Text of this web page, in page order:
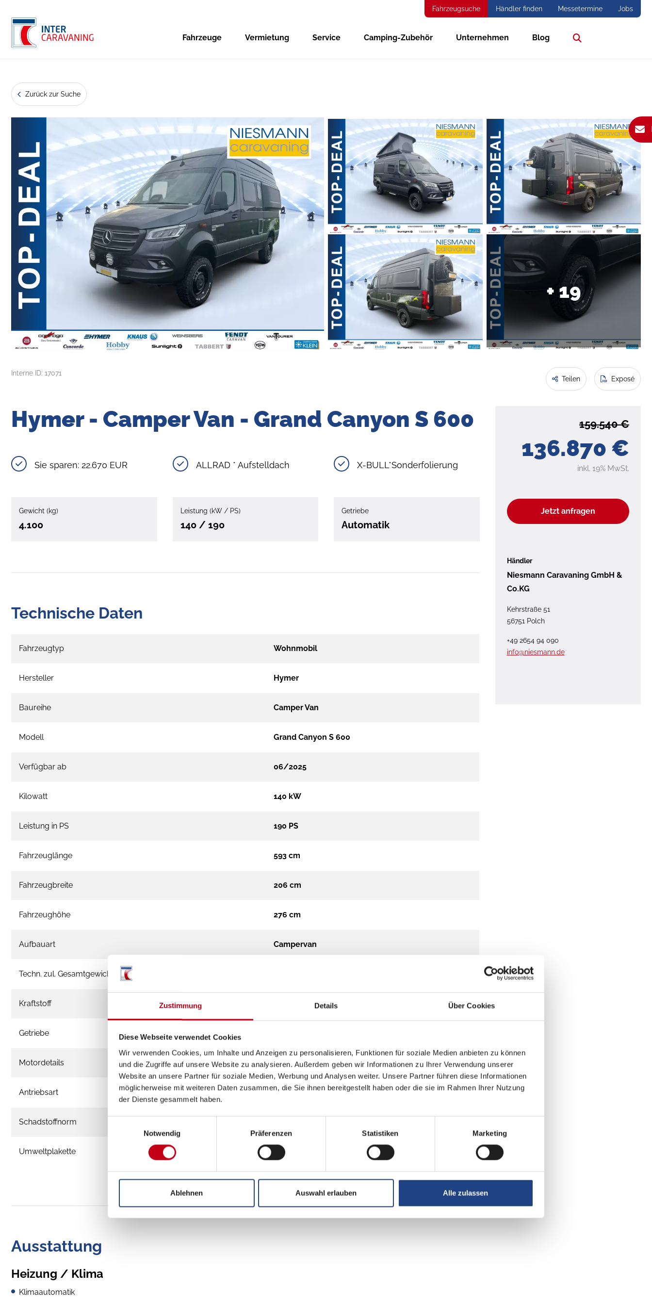
Zustimmung Details Über Cookies
Diese Webseite verwendet Cookies
Wir verwenden Cookies, um Inhalte und Anzeigen zu personalisieren, Funktionen für soziale Medien anbieten zu können
und die Zugriffe auf unsere Website zu analysieren. Außerdem geben wir Informationen zu Ihrer Verwendung unserer
Website an unsere Partner für soziale Medien, Werbung und Analysen weiter. Unsere Partner führen diese Informationen
möglicherweise mit weiteren Daten zusammen, die Sie ihnen bereitgestellt haben oder die sie im Rahmen Ihrer Nutzung
der Dienste gesammelt haben.
Notwendig
Präferenzen Statistiken Marketing
Ablehnen Auswahl erlauben Alle zulassen
Fahrzeugsuche Händler finden Messetermine Jobs
Fahrzeuge Vermietung Service Camping-Zubehör Unternehmen Blog
Zurück zur Suche
+ 19
Interne ID: 17071
Teilen Exposé
136.870 €
159.540 €
inkl. 19% MwSt.
Jetzt anfragen
Händler
Niesmann Caravaning GmbH &
Co.KG
Kehrstraße 51
56751 Polch
+49 2654 94 090
info@niesmann.de
Hymer - Camper Van - Grand Canyon S 600
Sie sparen: 22.670 EUR ALLRAD * Aufstelldach X-BULL*Sonderfolierung
Gewicht (kg)
4.100
Leistung (kW / PS)
140 / 190
Getriebe
Automatik
Technische Daten
Fahrzeugtyp Wohnmobil
Hersteller Hymer
Baureihe Camper Van
Modell Grand Canyon S 600
Verfügbar ab 06/2025
Kilowatt 140 kW
Leistung in PS 190 PS
Fahrzeuglänge 593 cm
Fahrzeugbreite 206 cm
Fahrzeughöhe 276 cm
Aufbauart Campervan
Techn. zul. Gesamtgewicht
Kraftstoff
Getriebe
Motordetails 419 CDI
Antriebsart Allradantrieb
Schadstoffnorm
Umweltplakette grün
Ausstattung
Heizung / Klima
Klimaautomatik